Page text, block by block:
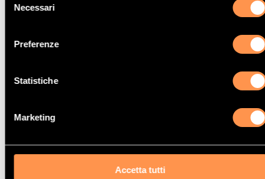
delNecessari
Preferenze
Statistiche
Marketing
Accetta tutti
Catalizzatori